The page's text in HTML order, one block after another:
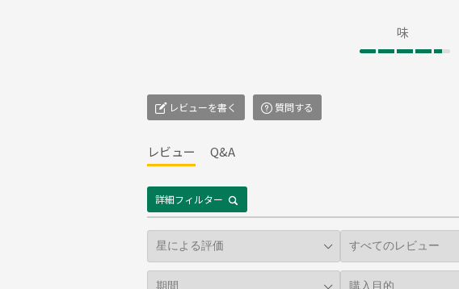
味
レビューを書く 質問する
レビュー Q&A
詳細フィルター